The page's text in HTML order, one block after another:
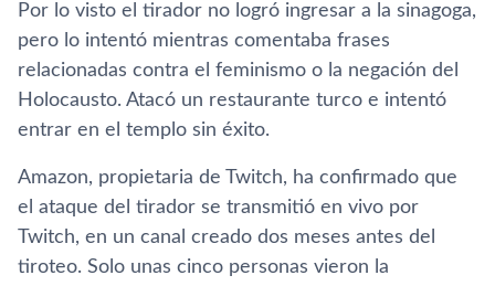
Por lo visto el tirador no logró ingresar a la sinagoga,
pero lo intentó mientras comentaba frases
relacionadas contra el feminismo o la negación del
Holocausto. Atacó un restaurante turco e intentó
entrar en el templo sin éxito.
Amazon, propietaria de Twitch, ha confirmado que
el ataque del tirador se transmitió en vivo por
Twitch, en un canal creado dos meses antes del
tiroteo. Solo unas cinco personas vieron la